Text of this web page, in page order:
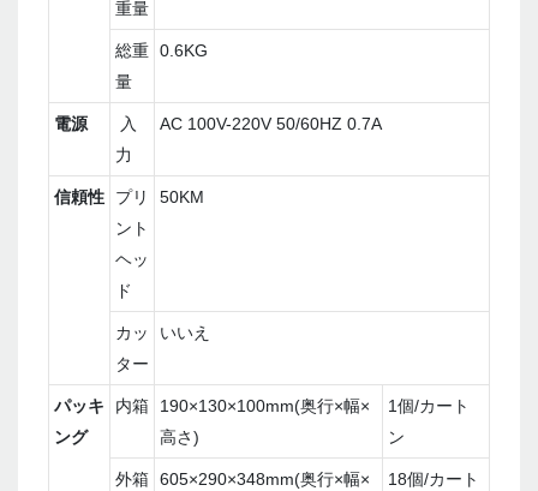
重量
総重
量
0.6KG
電源
入
力
AC 100V-220V 50/60HZ 0.7A
信頼性
プリ
ント
ヘッ
ド
50KM
カッ
ター
いいえ
パッキ
ング
内箱
190×130×100mm(奥行×幅×
高さ)
1個/カート
ン
外箱 605×290×348mm(奥行×幅×
18個/カート